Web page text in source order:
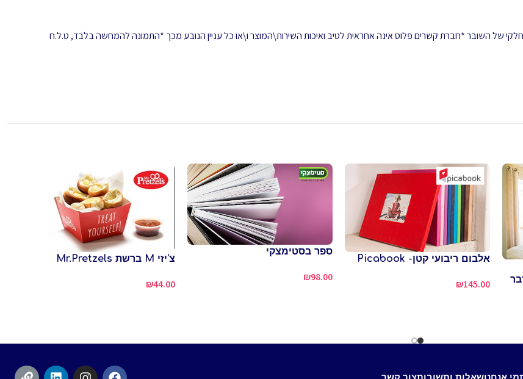
חלקי של השובר *חברת קשרים פלוס אינה אחראית לטיב ואיכות השירות\המוצר ו\או כל עניין הנובע מכך *התמונה להמחשה בלבד, ט.ל.ח
אלבום ריבועי קטן- Picabook
₪145.00
ספר בסטימצקי
₪98.00
צ'יזי M ברשת Mr.Pretzels
₪44.00